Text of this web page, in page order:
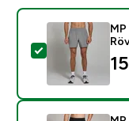
Termék